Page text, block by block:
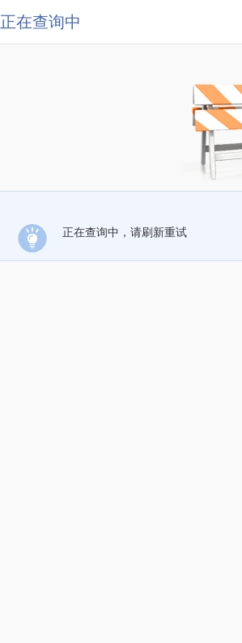
正在查询中
正在查询中，请刷新重试